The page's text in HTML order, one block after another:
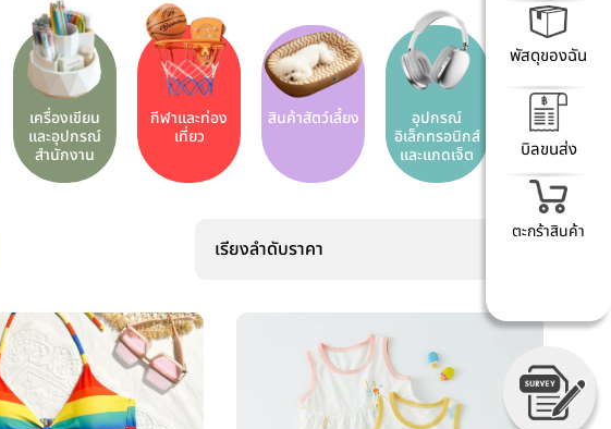
พัสดุของฉัน
บิลขนส่ง
ตะกร้าสินค้า
เครื่องเขียน
และอุปกรณ์
สำนักงาน
กีฬาและท่อง
เที่ยว
สินค้าสัตว์เลี้ยง
อุปกรณ์
อิเล็กทรอนิกส์
และแกดเจ็ต
เรียงลำดับราคา